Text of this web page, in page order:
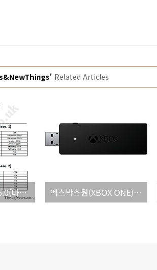
Related Articles
삼성, 안드로이드 6.0(마시멜로) 업그레이드 로드맵 유출 엑스박스원(XBOX ONE) 컨트롤러 PC용 무선 리시버 판매